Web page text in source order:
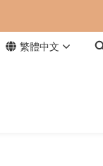
繁體中文